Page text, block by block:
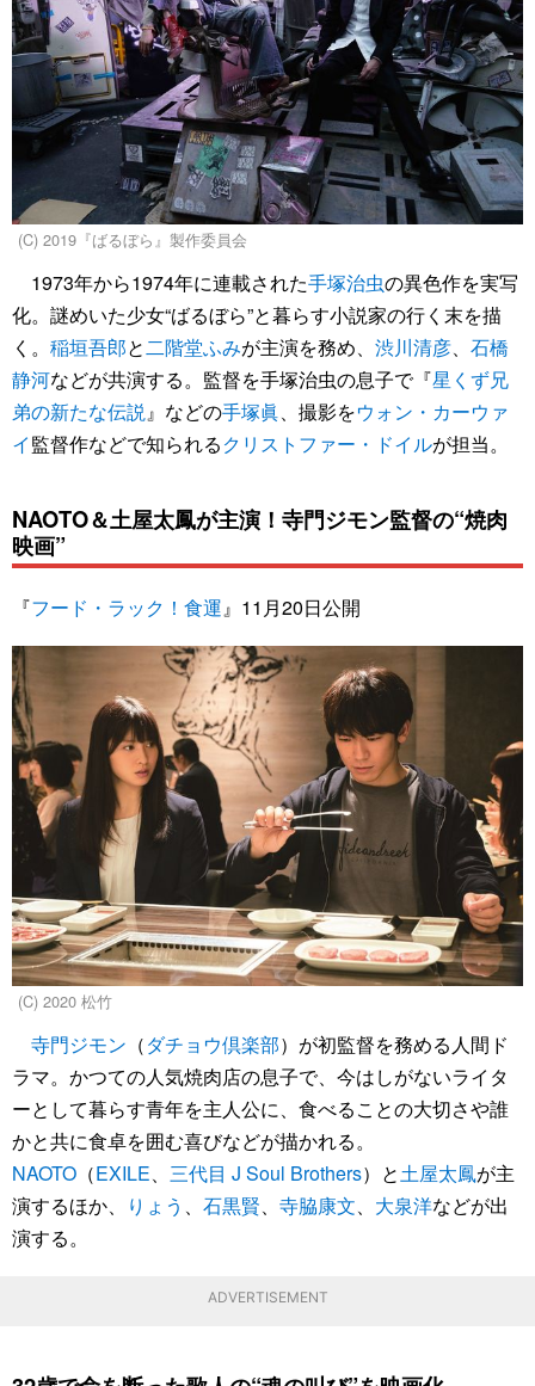
(C) 2019『ばるぼら』製作委員会
1973年から1974年に連載された手塚治虫の異色作を実写
化。謎めいた少女“ばるぼら”と暮らす小説家の行く末を描
く。 稲垣吾郎と二階堂ふみが主演を務め、 渋川清彦、 石橋
静河などが共演する。監督を手塚治虫の息子で『星くず兄
弟の新たな伝説』などの手塚眞、撮影をウォン・カーウァ
イ監督作などで知られるクリストファー・ドイルが担当。
NAOTO＆土屋太鳳が主演！寺門ジモン監督の“焼肉
映画”
『フード・ラック！食運』11月20日公開
(C) 2020 松竹
寺門ジモン （ダチョウ倶楽部）が初監督を務める人間ド
ラマ。かつての人気焼肉店の息子で、今はしがないライタ
ーとして暮らす青年を主人公に、食べることの大切さや誰
かと共に食卓を囲む喜びなどが描かれる。
NAOTO （EXILE、 三代目 J Soul Brothers）と土屋太鳳が主
演するほか、
りょう 、 石黒賢、 寺脇康文、 大泉洋などが出
演する。
ADVERTISEMENT